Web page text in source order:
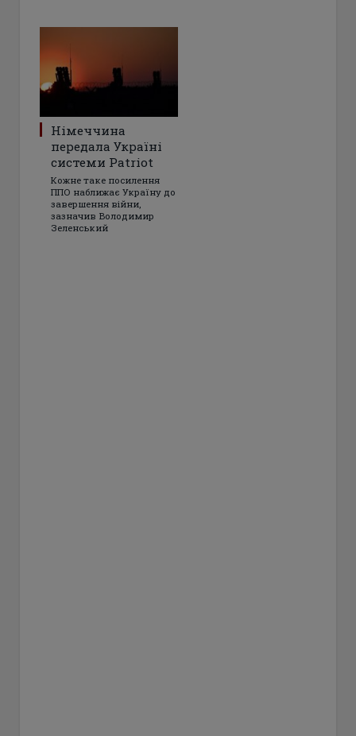
Німеччина
передала Україні
системи Patriot
Кожне таке посилення
ППО наближає Україну до
завершення війни,
зазначив Володимир
Зеленський